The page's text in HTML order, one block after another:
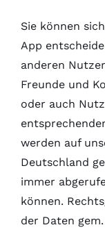
Sie können
App
anderen
Freunde und
oder auch
werden auf
Deutschland
immer
können.
der Daten